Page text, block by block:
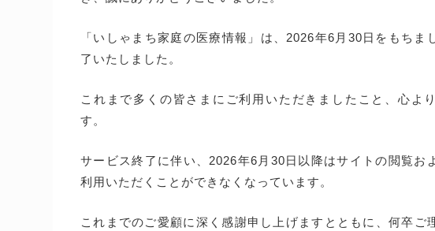
「いしゃまち家庭の医療情報」は、2026年6月30日をもちま
了いたしました。
これまで多くの皆さまにご利用いただきましたこと、心よ
す。
サービス終了に伴い、2026年6月30日以降はサイトの閲覧お
利用いただくことができなくなっています。
これまでのご愛顧に深く感謝申し上げますとともに、何卒ご